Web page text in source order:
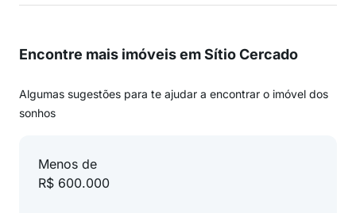
Encontre mais imóveis em Sítio Cercado
Algumas sugestões para te ajudar a encontrar o imóvel dos
sonhos
Menos de
R$ 600.000